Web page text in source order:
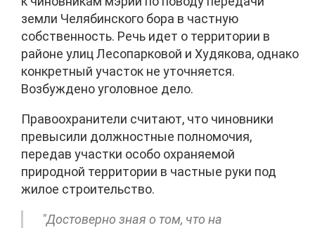
земли Челябинского бора в частную
собственность. Речь идет о территории в
районе улиц Лесопарковой и Худякова, однако
конкретный участок не уточняется.
Возбуждено уголовное дело.
Правоохранители считают, что чиновники
превысили должностные полномочия,
передав участки особо охраняемой
природной территории в частные руки под
жилое строительство.
"Достоверно зная о том, что на